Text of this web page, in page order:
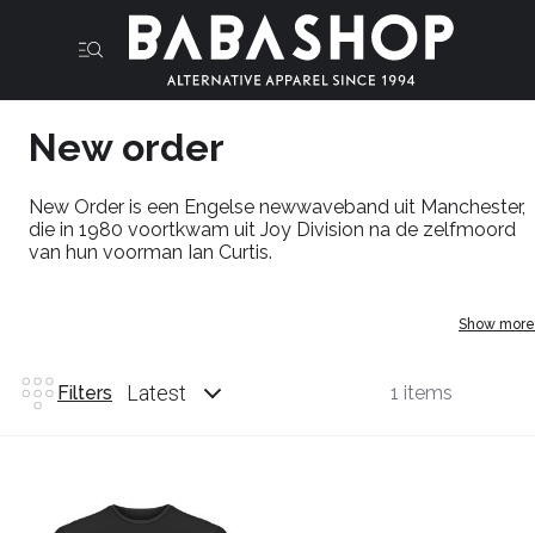
New order
New Order is een Engelse newwaveband uit Manchester,
die in 1980 voortkwam uit Joy Division na de zelfmoord
van hun voorman Ian Curtis.
Show more
Filters Latest 1 items